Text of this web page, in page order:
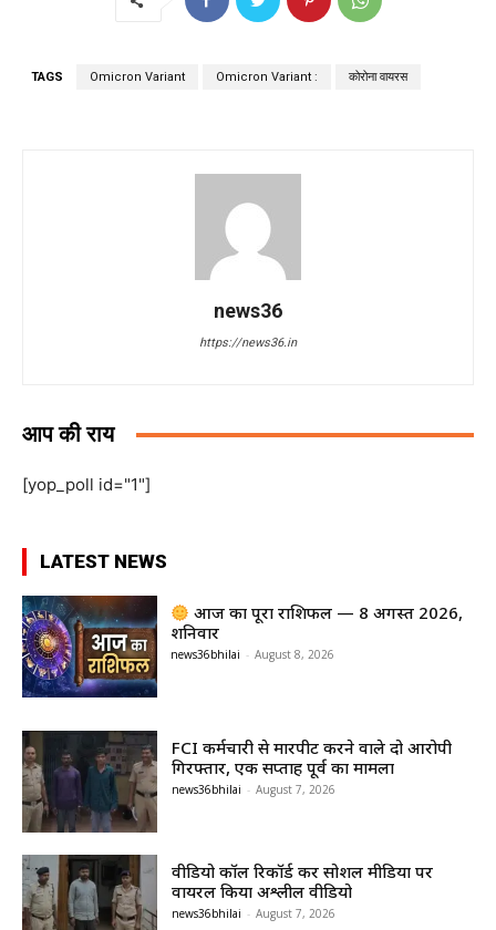
TAGS Omicron Variant Omicron Variant : कोरोना वायरस
news36
https://news36.in
आप की राय
[yop_poll id="1"]
LATEST NEWS
आज का पूरा राशिफल — 8 अगस्त 2026,
शनिवार
news36bhilai - August 8, 2026
FCI कर्मचारी से मारपीट करने वाले दो आरोपी
गिरफ्तार, एक सप्ताह पूर्व का मामला
news36bhilai - August 7, 2026
वीडियो कॉल रिकॉर्ड कर सोशल मीडिया पर
वायरल किया अश्लील वीडियो
news36bhilai - August 7, 2026